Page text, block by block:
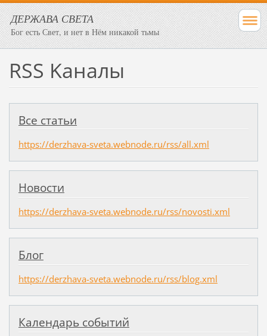
ДЕРЖАВА СВЕТА
Бог есть Свет, и нет в Нём никакой тьмы
RSS Kаналы
Все статьи
https://derzhava-sveta.webnode.ru/rss/all.xml
Новости
https://derzhava-sveta.webnode.ru/rss/novosti.xml
Блог
https://derzhava-sveta.webnode.ru/rss/blog.xml
Календарь событий